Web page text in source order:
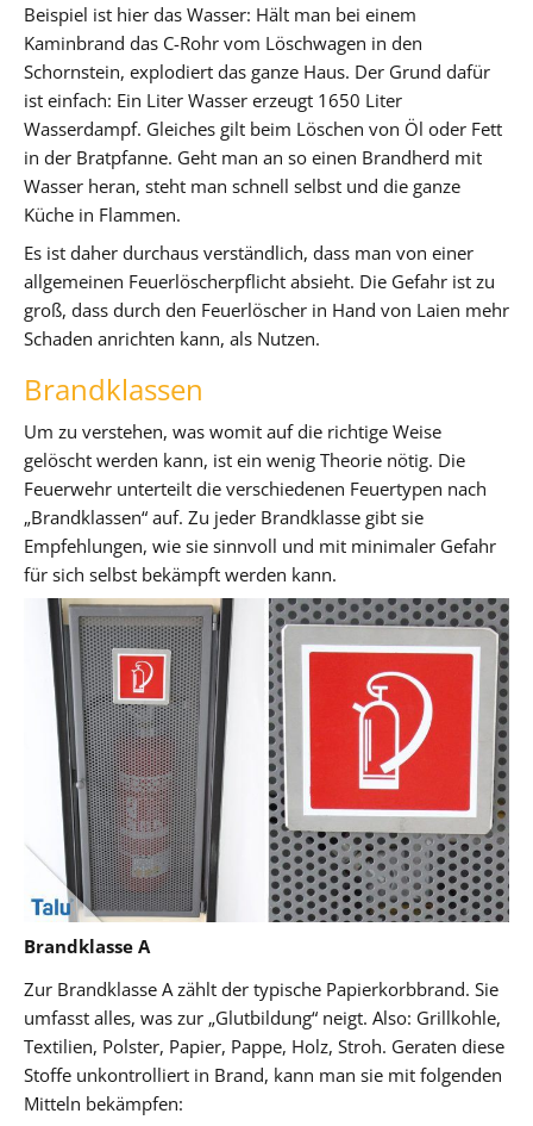
Beispiel ist hier das Wasser: Hält man bei einem
Kaminbrand das C-Rohr vom Löschwagen in den
Schornstein, explodiert das ganze Haus. Der Grund dafür
ist einfach: Ein Liter Wasser erzeugt 1650 Liter
Wasserdampf. Gleiches gilt beim Löschen von Öl oder Fett
in der Bratpfanne. Geht man an so einen Brandherd mit
Wasser heran, steht man schnell selbst und die ganze
Küche in Flammen.
Es ist daher durchaus verständlich, dass man von einer
allgemeinen Feuerlöscherpflicht absieht. Die Gefahr ist zu
groß, dass durch den Feuerlöscher in Hand von Laien mehr
Schaden anrichten kann, als Nutzen.
Brandklassen
Um zu verstehen, was womit auf die richtige Weise
gelöscht werden kann, ist ein wenig Theorie nötig. Die
Feuerwehr unterteilt die verschiedenen Feuertypen nach
„Brandklassen“ auf. Zu jeder Brandklasse gibt sie
Empfehlungen, wie sie sinnvoll und mit minimaler Gefahr
für sich selbst bekämpft werden kann.
Brandklasse A
Zur Brandklasse A zählt der typische Papierkorbbrand. Sie
umfasst alles, was zur „Glutbildung“ neigt. Also: Grillkohle,
Textilien, Polster, Papier, Pappe, Holz, Stroh. Geraten diese
Stoffe unkontrolliert in Brand, kann man sie mit folgenden
Mitteln bekämpfen: